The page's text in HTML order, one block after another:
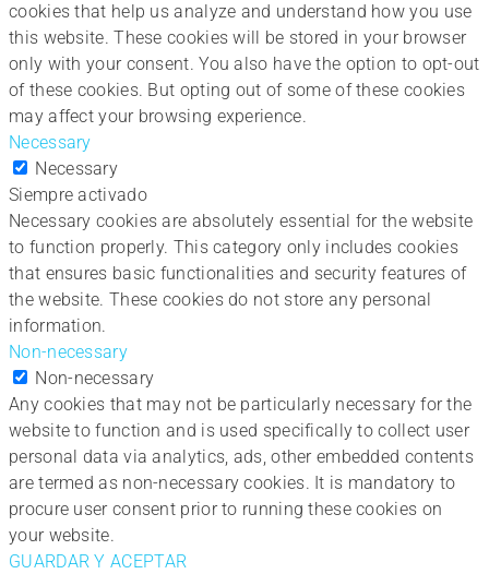
cookies that help us analyze and understand how you use
this website. These cookies will be stored in your browser
only with your consent. You also have the option to opt-out
of these cookies. But opting out of some of these cookies
may affect your browsing experience.
Necessary
Necessary
Siempre activado
Necessary cookies are absolutely essential for the website
to function properly. This category only includes cookies
that ensures basic functionalities and security features of
the website. These cookies do not store any personal
information.
Non-necessary
Non-necessary
Any cookies that may not be particularly necessary for the
website to function and is used specifically to collect user
personal data via analytics, ads, other embedded contents
are termed as non-necessary cookies. It is mandatory to
procure user consent prior to running these cookies on
your website.
GUARDAR Y ACEPTAR